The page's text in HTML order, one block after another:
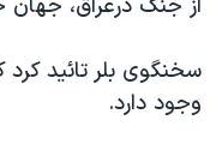
اسرائیل در جنگ
گالری عکس
آرشیو پخش زنده
ورزش زنان در ایران
اعتراضات زن، زندگی،
مجموعه مستندهای
زبانهای مختلف
سخنگوی بلر تائيد
وجود دارد.